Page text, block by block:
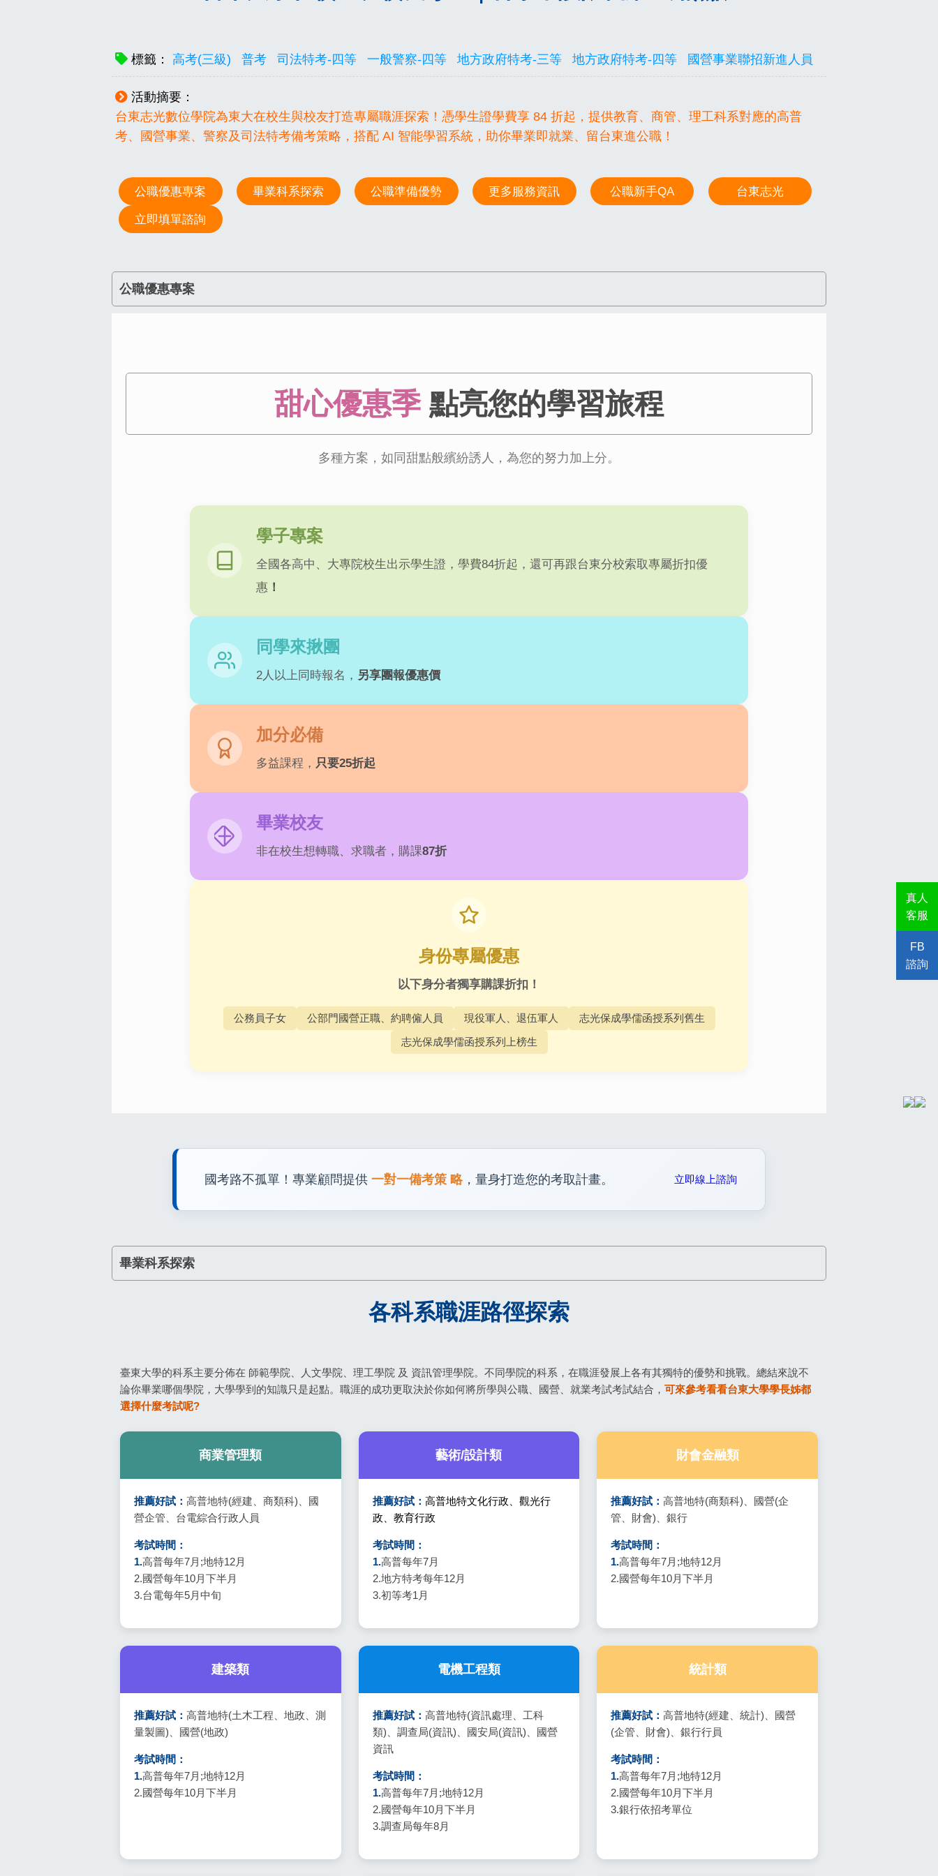
真人
客服
FB
諮詢
標籤： 高考(三級) 普考 司法特考-四等 一般警察-四等 地方政府特考-三等 地方政府特考-四等 國營事業聯招新進人員
活動摘要：
台東志光數位學院為東大在校生與校友打造專屬職涯探索！憑學生證學費享 84 折起，提供教育、商管、理工科系對應的高普
考、國營事業、警察及司法特考備考策略，搭配 AI 智能學習系統，助你畢業即就業、留台東進公職！
公職優惠專案 畢業科系探索 公職準備優勢 更多服務資訊 公職新手QA 台東志光
立即填單諮詢
公職優惠專案
甜心優惠季點亮您的學習旅程
多種方案，如同甜點般繽紛誘人，為您的努力加上分。
學子專案
全國各高中、大專院校生出示學生證，學費84折起，還可再跟台東分校索取專屬折扣優
惠 ！
同學來揪團
2人以上同時報名， 另享團報優惠價
加分必備
多益課程， 只要25折起
畢業校友
非在校生想轉職、求職者，購課87折
身份專屬優惠
以下身分者獨享購課折扣！
公務員子女 公部門國營正職、約聘僱人員 現役軍人、退伍軍人
志光保成學儒函授系列舊生
志光保成學儒函授系列上榜生
國考路不孤單！專業顧問提供 一對一備考策 略 ，量身打造您的考取計畫。 立即線上諮詢
畢業科系探索
各科系職涯路徑探索
臺東大學的科系主要分佈在 師範學院、人文學院、理工學院 及 資訊管理學院。不同學院的科系，在職涯發展上各有其獨特的優勢和挑戰。總結來說不
論你畢業哪個學院，大學學到的知識只是起點。職涯的成功更取決於你如何將所學與公職、國營、就業考試考試結合， 可來參考看看台東大學學長姊都
選擇什麼考試呢?
商業管理類
推薦好試： 高普地特(經建、商類科)、國
營企管、台電綜合行政人員
考試時間：
1.高普每年7月;地特12月
2.國營每年10月下半月
3.台電每年5月中旬
藝術/設計類
推薦好試： 高普地特文化行政、觀光行
政、教育行政
考試時間：
1.高普每年7月
2.地方特考每年12月
3.初等考1月
財會金融類
推薦好試：高普地特(商類科)、國營(企
管、財會)、銀行
考試時間：
1.高普每年7月;地特12月
2.國營每年10月下半月
建築類
推薦好試： 高普地特(土木工程、地政、測
量製圖)、國營(地政)
考試時間：
1.高普每年7月;地特12月
2.國營每年10月下半月
電機工程類
推薦好試： 高普地特(資訊處理、工科
類)、調查局(資訊)、國安局(資訊)、國營
資訊
考試時間：
1.高普每年7月;地特12月
2.國營每年10月下半月
3.調查局每年8月
統計類
推薦好試：高普地特(經建、統計)、國營
(企管、財會)、銀行行員
考試時間：
1.高普每年7月;地特12月
2.國營每年10月下半月
3.銀行依招考單位